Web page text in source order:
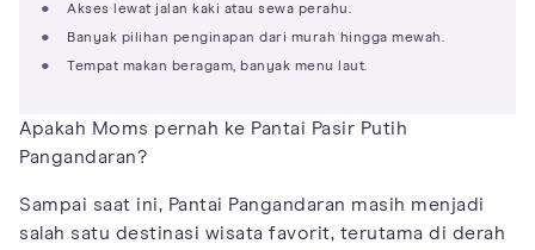
Akses lewat jalan kaki atau sewa perahu.
Banyak pilihan penginapan dari murah hingga mewah.
Tempat makan beragam, banyak menu laut.
Apakah Moms pernah ke Pantai Pasir Putih
Pangandaran?
Sampai saat ini, Pantai Pangandaran masih menjadi
salah satu destinasi wisata favorit, terutama di derah